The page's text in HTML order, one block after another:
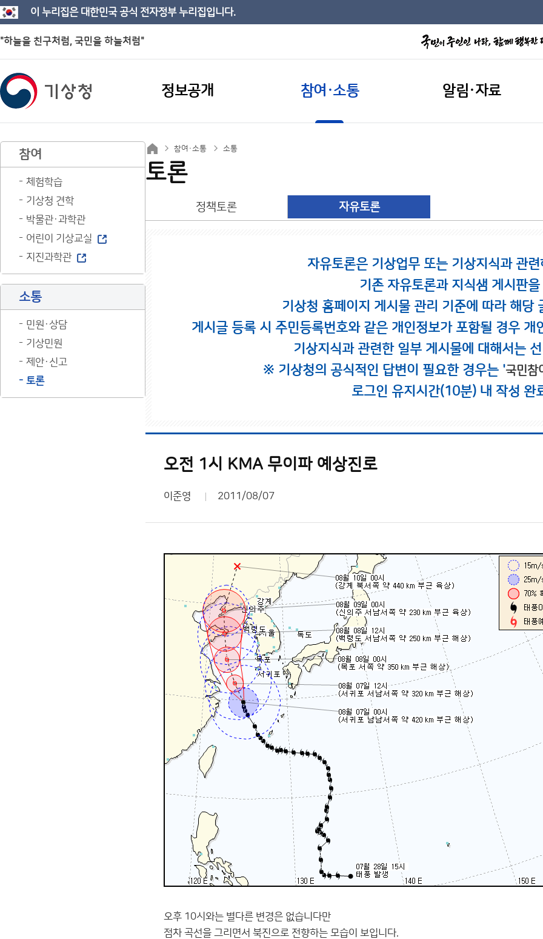
이 누리집은 대한민국 공식 전자정부 누리집입니다.
"하늘을 친구처럼, 국민을 하늘처럼"
정보공개 참여·소통 알림·자료
참여
체험학습
기상청 견학
박물관·과학관
어린이 기상교실
지진과학관
소통
민원·상담
기상민원
제안·신고
토론
참여·소통 소통
토론
정책토론 자유토론
자유토론은 기상업무 또는 기상지식과 관
기존 자유토론과 지식샘 게시판
기상청 홈페이지 게시물 관리 기준에 따라 해당
게시글 등록 시 주민등록번호와 같은 개인정보가 포함될 경우
기상지식과 관련한 일부 게시물에 대해서는
※ 기상청의 공식적인 답변이 필요한 경우는 '국민참
로그인 유지시간(10분) 내 작성 완
오전 1시 KMA 무이파 예상진로
이준영 2011/08/07
오후 10시와는 별다른 변경은 없습니다만
점차 곡선을 그리면서 북진으로 전향하는 모습이 보입니다.